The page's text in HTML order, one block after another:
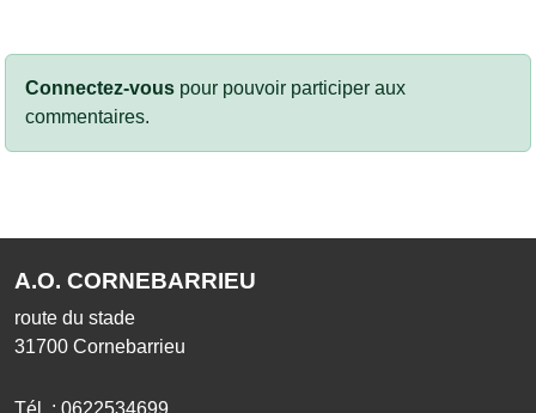
Connectez-vous pour pouvoir participer aux
commentaires.
A.O. CORNEBARRIEU
route du stade
31700 Cornebarrieu
Tél. : 0622534699